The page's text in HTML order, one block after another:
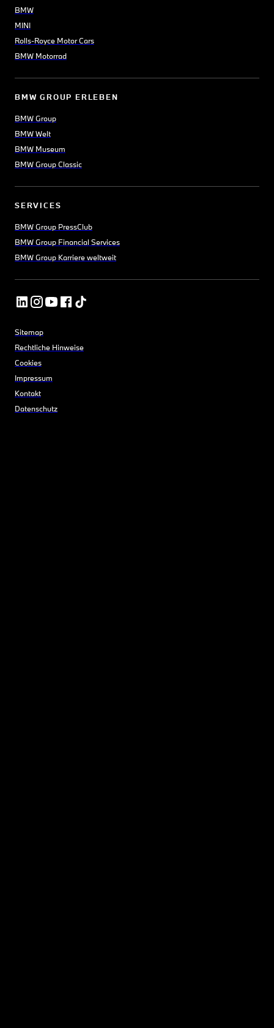
BMW
MINI
Rolls-Royce Motor Cars
BMW Motorrad
BMW GROUP ERLEBEN
BMW Group
BMW Welt
BMW Museum
BMW Group Classic
SERVICES
BMW Group PressClub
BMW Group Financial Services
BMW Group Karriere weltweit
Sitemap
Rechtliche Hinweise
Cookies
Impressum
Kontakt
Datenschutz